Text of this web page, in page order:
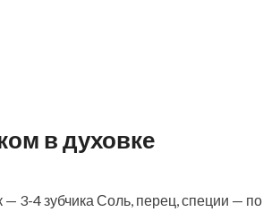
в духовке
3-4 зубчика Соль, перец, специи — по